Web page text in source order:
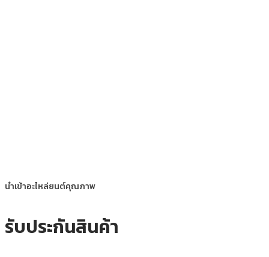
นำเข้าอะไหล่ยนต์คุณภาพ
รับประกันสินค้า